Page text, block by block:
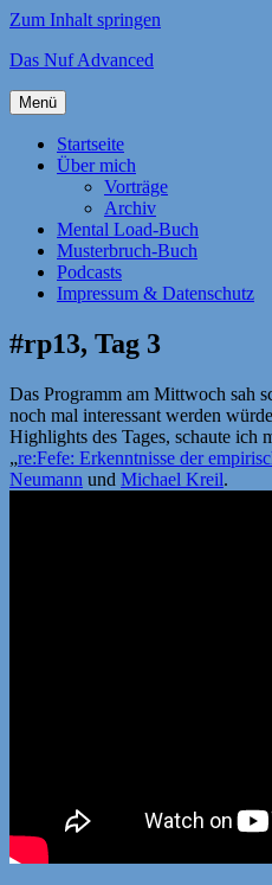
Zum Inhalt springen
Das Nuf Advanced
Menü
Startseite
Über mich
Vorträge
Archiv
Mental Load-Buch
Musterbruch-Buch
Podcasts
Impressum & Datenschutz
#rp13, Tag 3
Das Programm am Mittwoch sah
noch mal interessant werden
Highlights des Tages, schaute ich
„re:Fefe: Erkenntnisse der
Neumann und Michael Kreil.